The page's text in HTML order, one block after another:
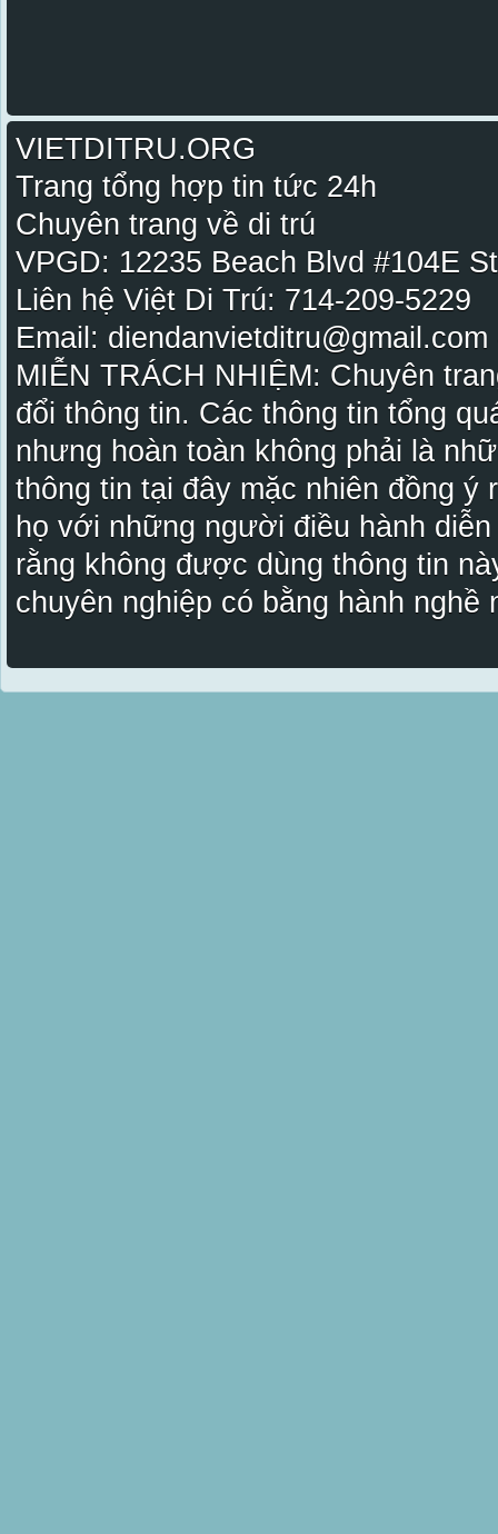
VIETDITRU.ORG
Trang tổng hợp tin tức 24h
Chuyên trang về di trú
VPGD: 12235 Beach Blvd #104E
Liên hệ Việt Di Trú: 714-209-5229
Email:
MIỄN TRÁCH NHIỆM: Chuyên
đổi thông tin. Các thông tin tổng
nhưng hoàn toàn không phải là
thông tin tại đây mặc nhiên đồng ý
họ với những người điều hành
rằng không được dùng thông tin
chuyên nghiệp có bằng hành